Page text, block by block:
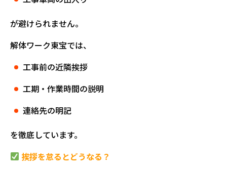
が避けられません。
解体ワーク東宝では、
工事前の近隣挨拶
工期・作業時間の説明
連絡先の明記
を徹底しています。
挨拶を怠るとどうなる？